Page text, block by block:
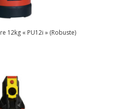
12kg « PU12i » (Robuste)